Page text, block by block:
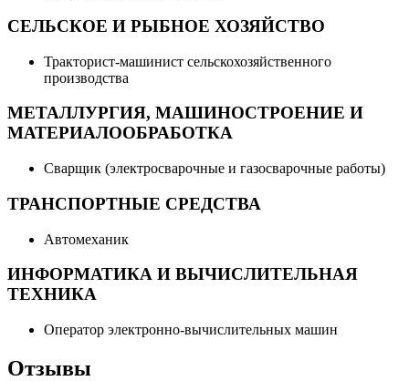
СЕЛЬСКОЕ И РЫБНОЕ ХОЗЯЙСТВО
Тракторист-машинист сельскохозяйственного
производства
МЕТАЛЛУРГИЯ, МАШИНОСТРОЕНИЕ И
МАТЕРИАЛООБРАБОТКА
Сварщик (электросварочные и газосварочные работы)
ТРАНСПОРТНЫЕ СРЕДСТВА
Автомеханик
ИНФОРМАТИКА И ВЫЧИСЛИТЕЛЬНАЯ
ТЕХНИКА
Оператор электронно-вычислительных машин
Отзывы